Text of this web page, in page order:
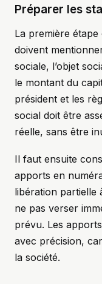
Préparer les
La première
doivent
sociale, l’objet
le montant du
président et les
social doit être
réelle, sans être
Il faut ensuite
apports en
libération partielle
ne pas verser
prévu. Les
avec précision,
la société.